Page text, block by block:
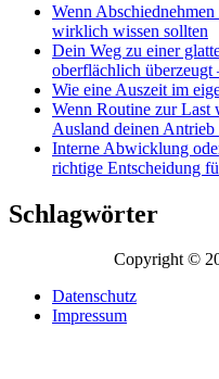
Wenn
wirklich wissen sollten
Dein Weg zu einer
oberflächlich überzeugt
Wie eine Auszeit im
Wenn Routine zur Last
Ausland deinen Antrieb
Interne Abwicklung
richtige Entscheidung
Schlagwörter
Copyright ©
Datenschutz
Impressum